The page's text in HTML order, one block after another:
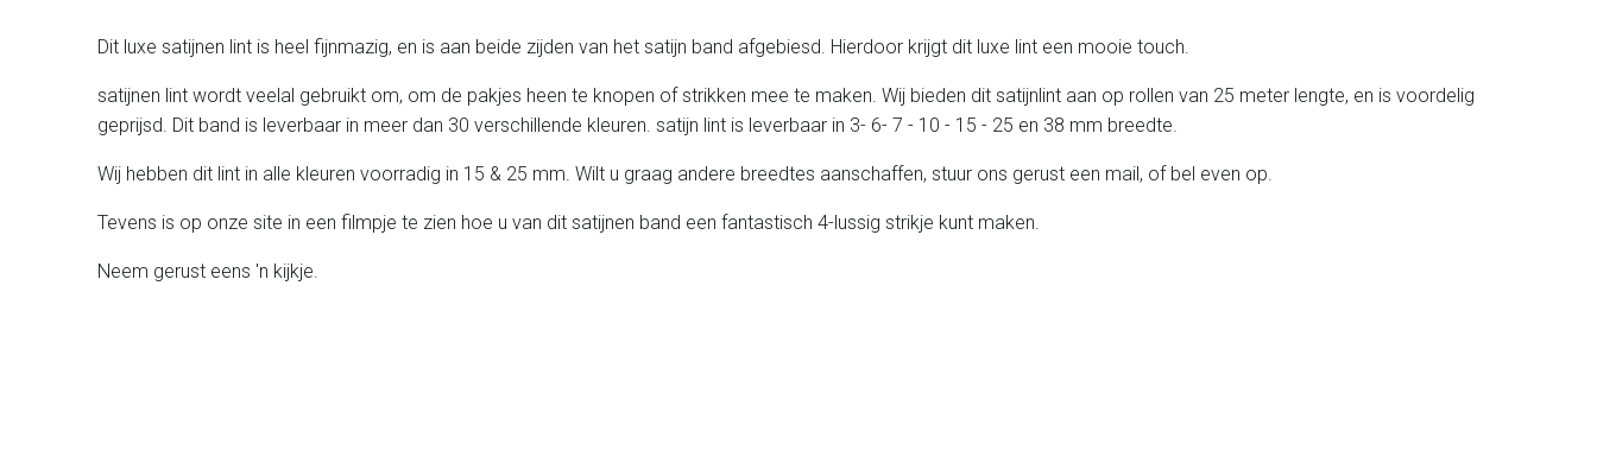
Dit luxe satijnen lint is heel fijnmazig, en is aan beide zijden van het satijn band afgebiesd. Hierdoor krijgt dit luxe lint een mooie touch.
satijnen lint wordt veelal gebruikt om, om de pakjes heen te knopen of strikken mee te maken. Wij bieden dit satijnlint aan op rollen van 25 meter lengte, en is voordelig
geprijsd. Dit band is leverbaar in meer dan 30 verschillende kleuren. satijn lint is leverbaar in 3- 6- 7 - 10 - 15 - 25 en 38 mm breedte.
Wij hebben dit lint in alle kleuren voorradig in 15 & 25 mm. Wilt u graag andere breedtes aanschaffen, stuur ons gerust een mail, of bel even op.
Tevens is op onze site in een filmpje te zien hoe u van dit satijnen band een fantastisch 4-lussig strikje kunt maken.
Neem gerust eens 'n kijkje.